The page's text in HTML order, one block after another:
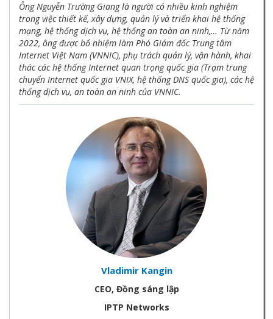
Ông Nguyễn Trường Giang là người có nhiều kinh nghiệm
trong việc thiết kế, xây dựng, quản lý và triển khai hệ thống
mạng, hệ thống dịch vụ, hệ thống an toàn an ninh,… Từ năm
2022, ông được bổ nhiệm làm Phó Giám đốc Trung tâm
Internet Việt Nam (VNNIC), phụ trách quản lý, vận hành, khai
thác các hệ thống Internet quan trọng quốc gia (Trạm trung
chuyển Internet quốc gia VNIX, hệ thống DNS quốc gia), các hệ
thống dịch vụ, an toàn an ninh của VNNIC.
Vladimir Kangin
CEO, Đồng sáng lập
IPTP Networks